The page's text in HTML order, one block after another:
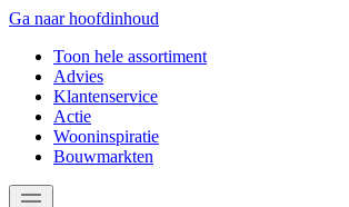
Ga naar hoofdinhoud
Toon hele assortiment
Advies
Klantenservice
Actie
Wooninspiratie
Bouwmarkten